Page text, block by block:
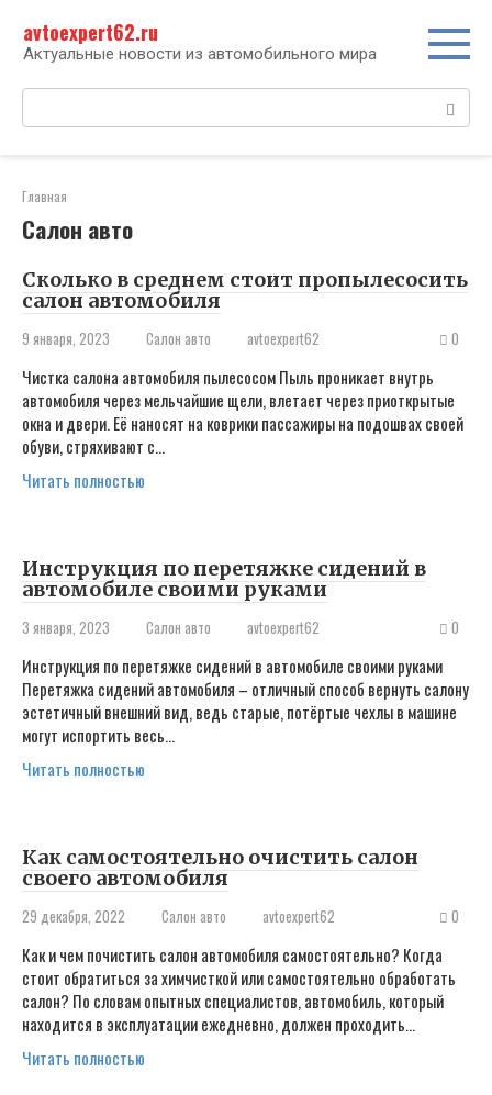
контенту
avtoexpert62.ru
Актуальные новости из автомобильного мира
Поиск:
Главная
Салон авто
Сколько в среднем стоит пропылесосить
салон автомобиля
9 января, 2023 Салон авто avtoexpert62 0
Чистка салона автомобиля пылесосом Пыль проникает внутрь
автомобиля через мельчайшие щели, влетает через приоткрытые
окна и двери. Её наносят на коврики пассажиры на подошвах своей
обуви, стряхивают с…
Читать полностью
Инструкция по перетяжке сидений в
автомобиле своими руками
3 января, 2023 Салон авто avtoexpert62 0
Инструкция по перетяжке сидений в автомобиле своими руками
Перетяжка сидений автомобиля – отличный способ вернуть салону
эстетичный внешний вид, ведь старые, потёртые чехлы в машине
могут испортить весь…
Читать полностью
Как самостоятельно очистить салон
своего автомобиля
29 декабря, 2022 Салон авто avtoexpert62 0
Как и чем почистить салон автомобиля самостоятельно? ​Когда
стоит обратиться за химчисткой или самостоятельно обработать
салон? ​По словам опытных специалистов, автомобиль, который
находится в эксплуатации ежедневно, должен проходить…
Читать полностью